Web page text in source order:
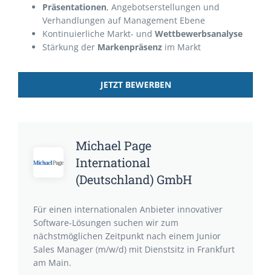
Präsentationen, Angebotserstellungen und
Verhandlungen auf Management Ebene
Kontinuierliche Markt- und Wettbewerbsanalyse
Stärkung der Markenpräsenz im Markt
JETZT BEWERBEN
Michael Page
International
(Deutschland) GmbH
Für einen internationalen Anbieter innovativer
Software-Lösungen suchen wir zum
nächstmöglichen Zeitpunkt nach einem Junior
Sales Manager (m/w/d) mit Dienstsitz in Frankfurt
am Main.